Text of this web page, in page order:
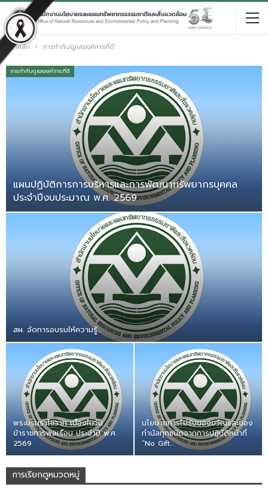
หน้าหลัก การกำกับดูแลองค์การที่ดี
การกำกับดูแลองค์การที่ดี
แผนปฏิบัติการการบริหารและการพัฒนาทรัพยากรบุคคล
ประจำปีงบประมาณ พ.ศ. 2569
สผ. จัดการอบรมให้ความรู้…
พระบรมราโชวาท เนื่องในวัน
ข้าราชการพลเรือน ประจำปี พ.ศ.
2569
นโยบายการไม่รับของขวัญและของ
กำนัลทุกชนิดจากการปฏิบัติหน้าที่
“No Gift…
การเรียกดูหมวดหมู่